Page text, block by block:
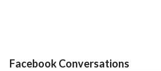
Facebook Conversations